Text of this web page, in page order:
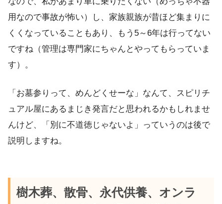
用なので事故が怖い）し、家族親族が昔ほど集まりに
くくなっていることもあり、もう5～6年は行ってない
ですね（管理は専門家にちゃんとやってもらっていま
す）。
「お墓参りって、めんどくせーな」なんて、スピリチ
ュアル屋にあるまじき発言だと思われるかもしれませ
んけど、「別に不道徳じゃないよ」っていうのは後で
説明しますね。
樹木葬、散骨、永代供養、オンラ